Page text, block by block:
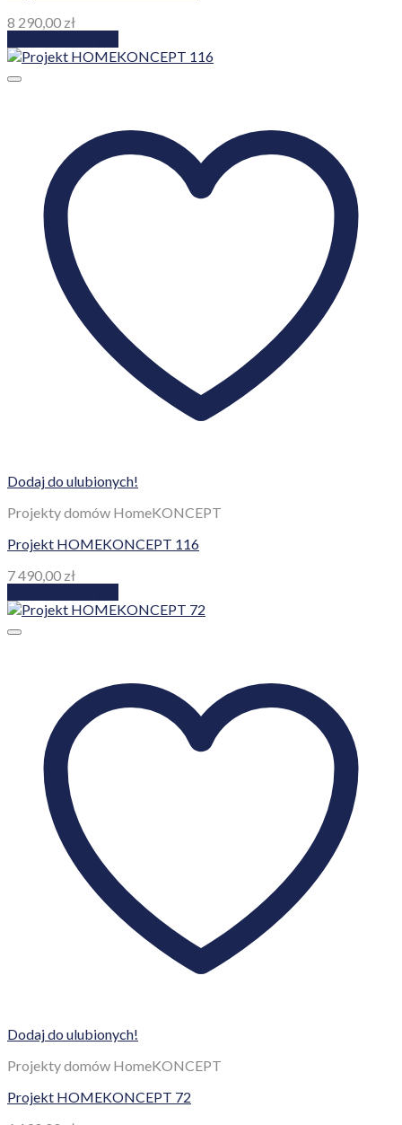
8 290,00 zł
Dodaj do ulubionych!
Projekty domów HomeKONCEPT
Projekt HOMEKONCEPT 116
7 490,00 zł
Dodaj do ulubionych!
Projekty domów HomeKONCEPT
Projekt HOMEKONCEPT 72